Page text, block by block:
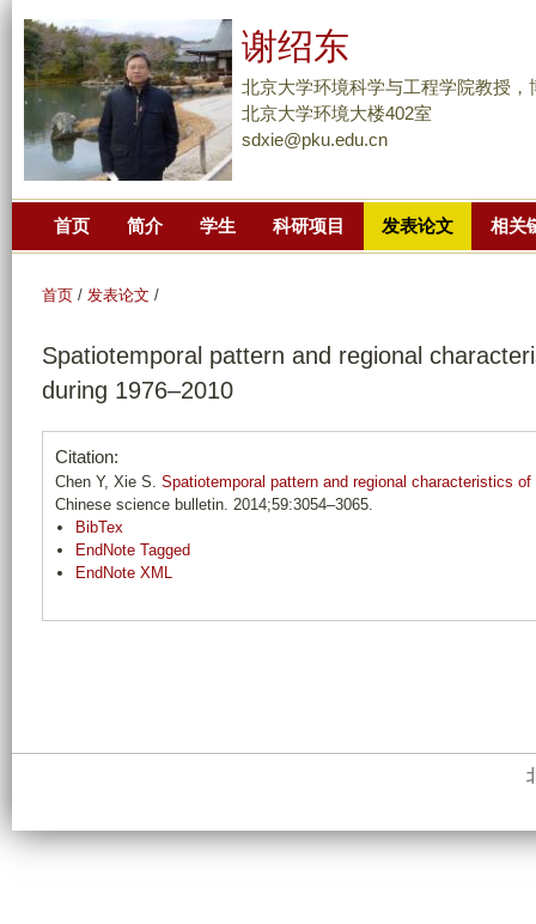
到
主
要
分
谢绍东
北京大学环境科学与工程学院教授，
北京大学环境大楼402室
sdxie@pku.edu.cn
首页 简介 学生 科研项目 发表论文 相关
首页 / 发表论文 /
Spatiotemporal pattern and regional
during 1976–2010
Citation:
Chen Y, Xie S. Spatiotemporal pattern and regional characteristics
Chinese science bulletin. 2014;59:3054–3065.
BibTex
EndNote Tagged
EndNote XML